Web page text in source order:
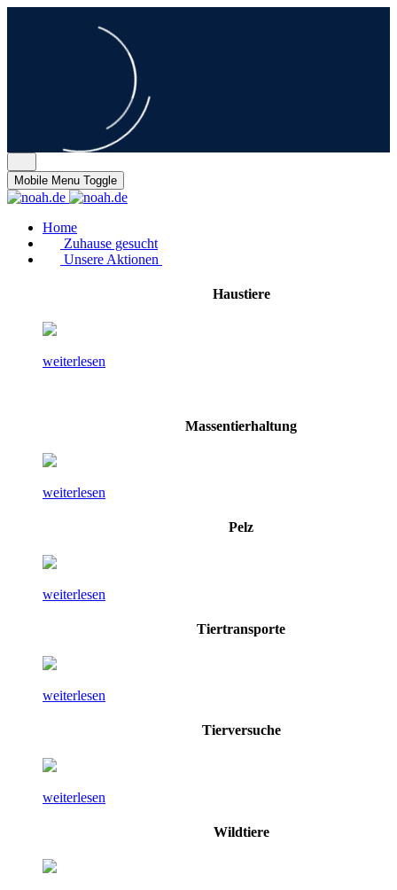
Mobile Menu Toggle
Home
Zuhause gesucht
Unsere Aktionen
Haustiere
weiterlesen
Massentierhaltung
weiterlesen
Pelz
weiterlesen
Tiertransporte
weiterlesen
Tierversuche
weiterlesen
Wildtiere